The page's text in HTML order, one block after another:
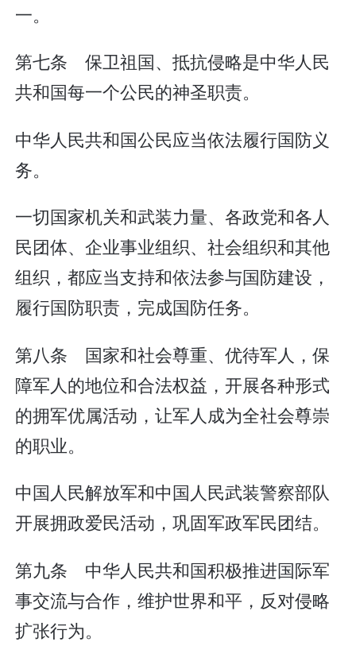
一。
第七条 保卫祖国、抵抗侵略是中华人民
共和国每一个公民的神圣职责。
中华人民共和国公民应当依法履行国防义
务。
一切国家机关和武装力量、各政党和各人
民团体、企业事业组织、社会组织和其他
组织，都应当支持和依法参与国防建设，
履行国防职责，完成国防任务。
第八条 国家和社会尊重、优待军人，保
障军人的地位和合法权益，开展各种形式
的拥军优属活动，让军人成为全社会尊崇
的职业。
中国人民解放军和中国人民武装警察部队
开展拥政爱民活动，巩固军政军民团结。
第九条 中华人民共和国积极推进国际军
事交流与合作，维护世界和平，反对侵略
扩张行为。